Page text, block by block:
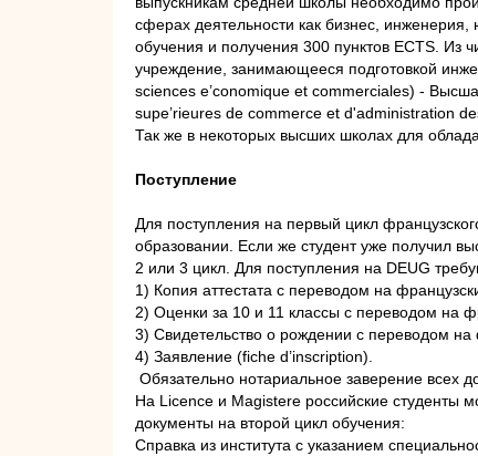
сферах деятельности как бизнес,
обучения и получения 300 пунктов ECTS. Из
учреждение, занимающееся подготовкой
sciences e’conomique et commerciales) -
supe’rieures de commerce et d'administration
Так же в некоторых высших школах для
Поступление
Для поступления на первый цикл
образовании. Если же студент уже получил
2 или 3 цикл. Для поступления на DEUG
1) Копия аттестата с переводом на
2) Оценки за 10 и 11 классы с переводом на
3) Свидетельство о рождении с переводом на
4) Заявление (fiche d’inscription).
Обязательно нотариальное заверение всех
На Licence и Magistere российские студенты
документы на второй цикл обучения:
Справка из института с указанием